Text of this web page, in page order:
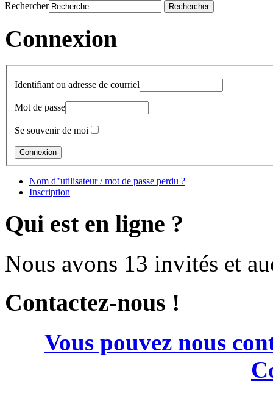
Rechercher
Connexion
Identifiant ou adresse de courriel
Mot de passe
Se souvenir de moi
Nom d"utilisateur / mot de passe perdu ?
Inscription
Qui est en ligne ?
Nous avons 13 invités et
Contactez-nous !
Vous pouvez nous